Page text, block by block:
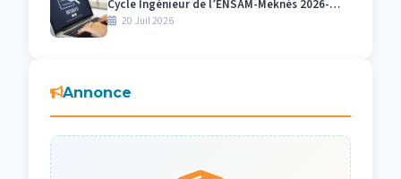
Cycle Ingénieur de l’ENSAM-Meknès 2026-
202720 Juil 2026
Annonce